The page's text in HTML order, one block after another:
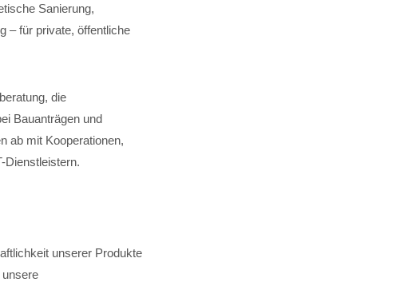
Sanierung,
– für private, öffentliche
die
Bauanträgen und
ab mit Kooperationen,
Dienstleistern.
unserer Produkte
unsere